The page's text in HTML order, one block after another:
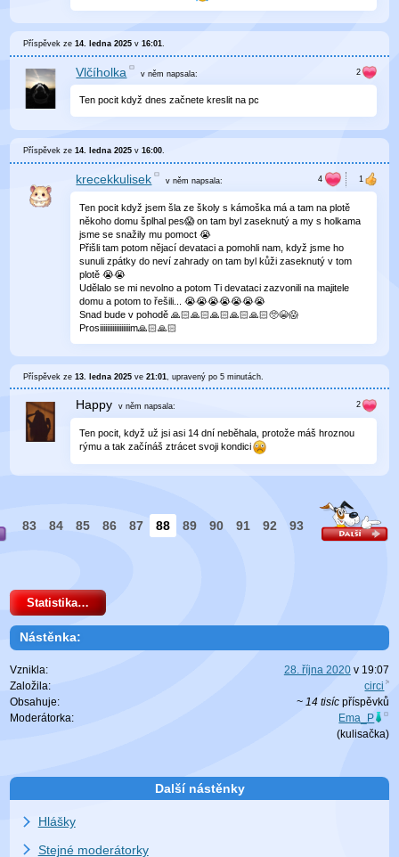
Příspěvek ze14. ledna 2025 v16:01
Vlčíholka v němnapsala:
Ten pocit když dnes začnete kreslit na pc
Příspěvek ze14. ledna 2025 v16:00.
krecekkulisek v němnapsala:
Ten pocit když jsem šla ze školy s kámoška má a tam na plotě
někoho domu šplhal pes😱 on tam byl zaseknutý a my s holkama
jsme se snažily mu pomoct 😭
Přišli tam potom nějací devataci a pomohli nam, když jsme ho
sunuli zpátky do neví zahrady on tam byl kůži zaseknutý v tom
plotě 😭😭
Udělalo se mi nevolno a potom Ti devataci zazvonili na majitele
domu a potom to řešili... 😭😭😭😭😭😭😭
Snad bude v pohodě 🙏🏻🙏🏻🙏🏻🙏🏻🙏🏻🥺😭😱
Prosiiiiiiiiiiiiiiiiim🙏🏻🙏🏻
Příspěvek ze13. ledna 2025 ve21:01 , upravenýpo 5 minutách
Happy v něm napsala:
Ten pocit, když už jsi asi 14 dní neběhala, protože máš hroznou
rýmu a tak začínáš ztrácet svoji kondici
83 84 85 86 87 88 89 90 91 92 93
Statistika…
Nástěnka:
Vznikla: 28. října 2020v 19:07
Založila:
circi
Obsahuje:
~ 14 tisícpříspěvků
Moderátorka:
Ema_P
(kulisačka)
Další nástěnky
Hlášky
Stejné moderátorky